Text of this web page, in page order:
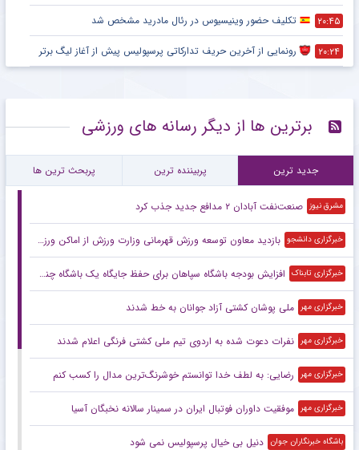
۲۰:۴۵ تکلیف حضور وینیسیوس در رئال مادرید مشخص شد
۲۰:۲۴ رونمایی از آخرین حریف تدارکاتی پرسپولیس پیش از آغاز لیگ برتر
برترین ها از دیگر رسانه های ورزشی
جدید ترین پربیننده ترین پربحث ترین ها
مشرق نیوز صنعت‌نفت آبادان ۲ مدافع جدید جذب کرد
خبرگزاری دانشجو بازدید معاون توسعه ورزش قهرمانی وزارت ورزش از اماکن ورزشی و زیرساختی استان گیلان
خبرگزاری تابناک افزایش بودجه باشگاه سپاهان برای حفظ جایگاه یک باشگاه چندرشته‌ای با ۶۸ تیم حرفه‌ای
خبرگزاری مهر ملی پوشان کشتی آزاد جوانان به خط شدند
خبرگزاری مهر نفرات دعوت شده به اردوی تیم ملی کشتی فرنگی اعلام شدند
خبرگزاری مهر رضایی: به لطف خدا توانستم خوشرنگ‌ترین مدال را کسب کنم
خبرگزاری مهر موفقیت داوران فوتبال ایران در سمینار سالانه نخبگان آسیا
باشگاه خبرنگاران جوان دنیل بی خیال پرسپولیس نمی شود